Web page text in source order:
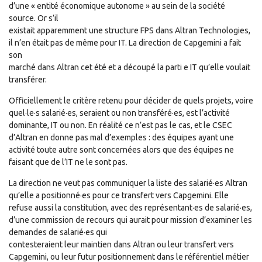
d’une « entité économique autonome » au sein de la société
source. Or s’il
existait apparemment une structure FPS dans Altran Technologies,
il n’en était pas de même pour IT. La direction de Capgemini a fait
son
marché dans Altran cet été et a découpé la parti e IT qu’elle voulait
transférer.
Officiellement le critère retenu pour décider de quels projets, voire
quel·le·s salarié·es, seraient ou non transféré·es, est l’activité
dominante, IT ou non. En réalité ce n’est pas le cas, et le CSEC
d’Altran en donne pas mal d’exemples : des équipes ayant une
activité toute autre sont concernées alors que des équipes ne
faisant que de l’IT ne le sont pas.
La direction ne veut pas communiquer la liste des salarié·es Altran
qu’elle a positionné·es pour ce transfert vers Capgemini. Elle
refuse aussi la constitution, avec des représentant·es de salarié·es,
d’une commission de recours qui aurait pour mission d’examiner les
demandes de salarié·es qui
contesteraient leur maintien dans Altran ou leur transfert vers
Capgemini, ou leur futur positionnement dans le référentiel métier